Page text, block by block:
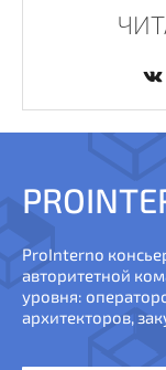
ProInterno
авторитетной
уровня:
архитекторов,